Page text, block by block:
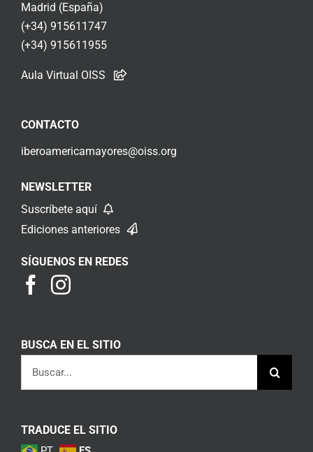
Madrid (España)
(+34) 915611747
(+34) 915611955
Aula Virtual OISS
CONTACTO
iberoamericamayores@oiss.org
NEWSLETTER
Suscríbete aquí
Ediciones anteriores
SÍGUENOS EN REDES
BUSCA EN EL SITIO
TRADUCE EL SITIO